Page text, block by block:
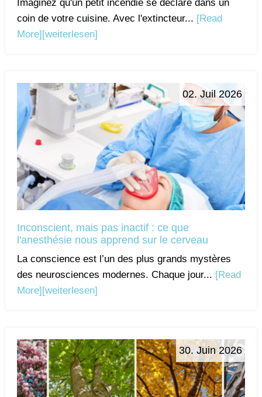
Imaginez qu'un petit incendie se déclare dans un
coin de votre cuisine. Avec l'extincteur... [Read
More] [weiterlesen]
02. Juil 2026
Inconscient, mais pas inactif : ce que
l'anesthésie nous apprend sur le cerveau
La conscience est l’un des plus grands mystères
des neurosciences modernes. Chaque jour... [Read
More] [weiterlesen]
30. Juin 2026